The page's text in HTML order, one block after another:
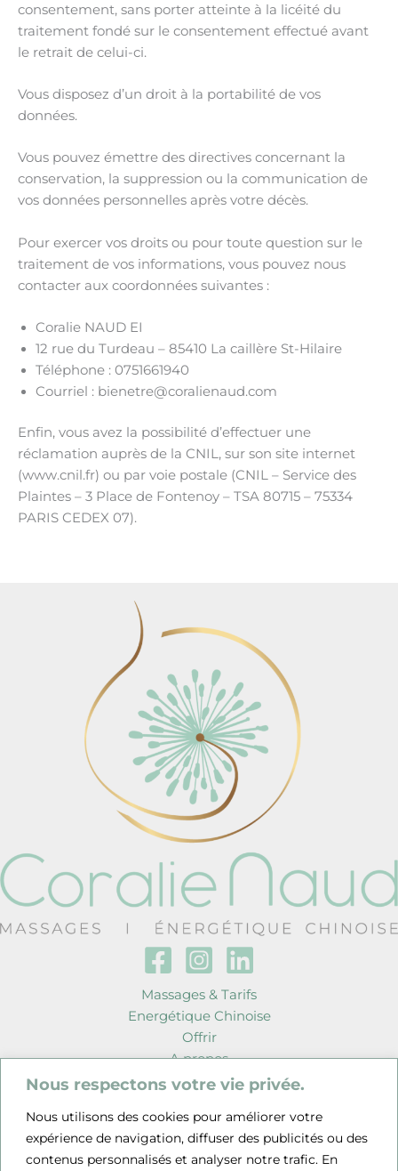
Nous respectons votre vie privée.
Nous utilisons des cookies pour améliorer votre
expérience de navigation, diffuser des publicités ou des
contenus personnalisés et analyser notre trafic. En
consentement, sans porter atteinte à la licéité du
traitement fondé sur le consentement effectué avant
le retrait de celui-ci.
Vous disposez d’un droit à la portabilité de vos
données.
Vous pouvez émettre des directives concernant la
conservation, la suppression ou la communication de
vos données personnelles après votre décès.
Pour exercer vos droits ou pour toute question sur le
traitement de vos informations, vous pouvez nous
contacter aux coordonnées suivantes :
Coralie NAUD EI
12 rue du Turdeau – 85410 La caillère St-Hilaire
Téléphone : 0751661940
Courriel : bienetre@coralienaud.com
Enfin, vous avez la possibilité d’effectuer une
réclamation auprès de la CNIL, sur son site internet
(www.cnil.fr) ou par voie postale (CNIL – Service des
Plaintes – 3 Place de Fontenoy – TSA 80715 – 75334
PARIS CEDEX 07).
Massages & Tarifs
Energétique Chinoise
Offrir
A propos
Contact
Coralie Naud
Cabinet Massages personnalisés et Énergétique Chinoise à
La Caillère St Hilaire (85)